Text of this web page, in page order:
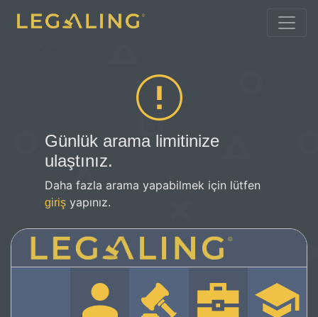
Günlük arama limitinize
ulaştınız.
Daha fazla arama yapabilmek için lütfen
giriş yapınız.